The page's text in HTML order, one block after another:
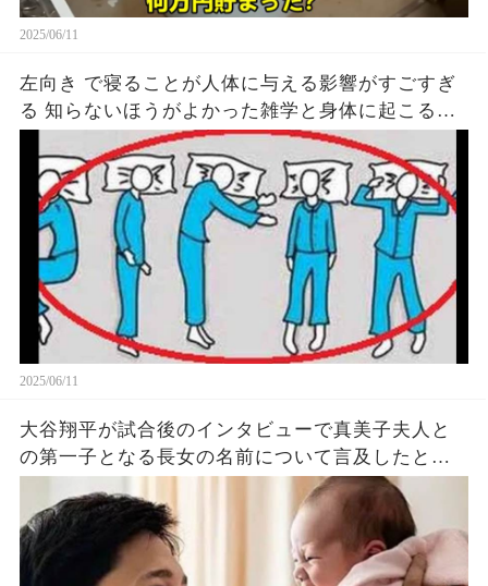
2025/06/11
左向き で寝ることが人体に与える影響がすごすぎ
る 知らないほうがよかった雑学と身体に起こる現
象がヤバい… 驚くべき 大人の 面白いけど知ると後
悔
2025/06/11
大谷翔平が試合後のインタビューで真美子夫人と
の第一子となる長女の名前について言及したと話
題に！山本由伸や佐々木朗希は知ってそう！